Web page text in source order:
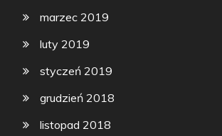
marzec 2019
luty 2019
styczeń 2019
grudzień 2018
listopad 2018